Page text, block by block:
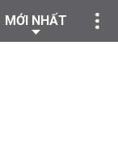
MỚI NHẤT